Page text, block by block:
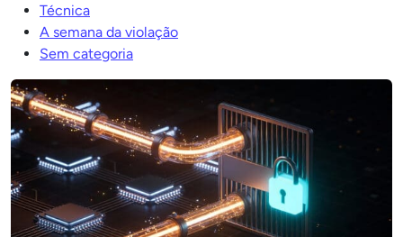
Técnica
A semana da violação
Sem categoria